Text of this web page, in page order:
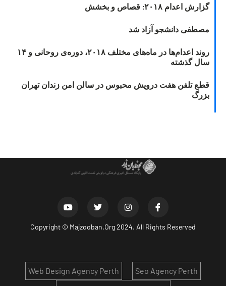
گزارش اعدام ۲۰۱۸: قصاص و بخشش
مصطفی دانشجو آزاد شد
روند اعدام‌ها در ماه‌های مختلف ۲۰۱۸، دوره‌ی روحانی و ۱۴
سال گذشته
قطع تلفن هفت درویش محبوس در سالن امن زندان تهران
بزرگ
Copyright © Majzooban.Org2024. All Rights Reserved
Seo Agency Perth
Web Design Agency Perth